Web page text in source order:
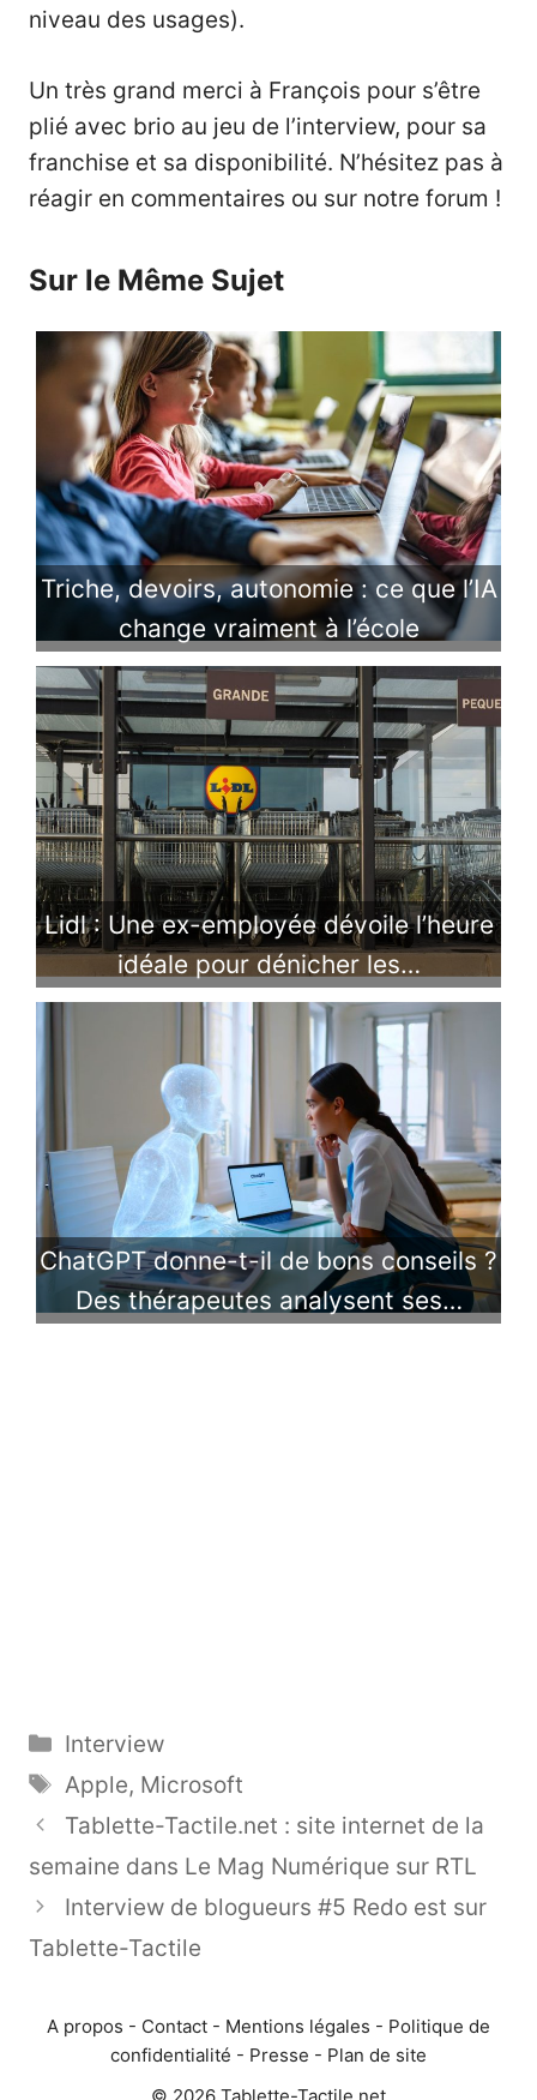
niveau des usages).
Un très grand merci à François pour s’être
plié avec brio au jeu de l’interview, pour sa
franchise et sa disponibilité. N’hésitez pas à
réagir en commentaires ou sur notre forum !
Sur le Même Sujet
Triche, devoirs, autonomie : ce que l’IA
change vraiment à l’école
Lidl : Une ex-employée dévoile l’heure
idéale pour dénicher les…
ChatGPT donne-t-il de bons conseils ?
Des thérapeutes analysent ses…
Catégories
Interview
Étiquettes
Apple, Microsoft
Tablette-Tactile.net : site internet de la
semaine dans Le Mag Numérique sur RTL
Interview de blogueurs #5 Redo est sur
Tablette-Tactile
A propos - Contact - Mentions légales - Politique de
confidentialité - Presse - Plan de site